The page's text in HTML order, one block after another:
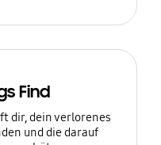
Find
dir, dein verlorenes
und die darauf